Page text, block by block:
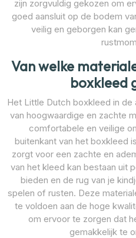
zijn zorgvuldig gekozen om
goed aansluit op de bodem
veilig en geborgen kan
Van welke
boxkleed
Het Little Dutch boxkleed in
van hoogwaardige en zachte
comfortabele en veilige
buitenkant van het boxkleed
zorgt voor een zachte en
van het kleed kan bestaan uit
bieden en de rug van je
spelen of rusten. Deze
te voldoen aan de hoge
om ervoor te zorgen dat
gemakkelijk te